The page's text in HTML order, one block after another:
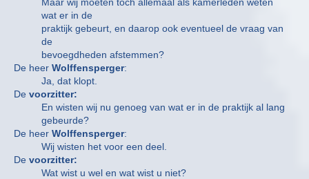
wat er in de
praktijk gebeurt, en daarop ook eventueel de vraag van
de
bevoegdheden afstemmen?
De heer Wolffensperger:
Ja, dat klopt.
De voorzitter:
En wisten wij nu genoeg van wat er in de praktijk al lang
gebeurde?
De heer Wolffensperger:
Wij wisten het voor een deel.
De voorzitter:
Wat wist u wel en wat wist u niet?